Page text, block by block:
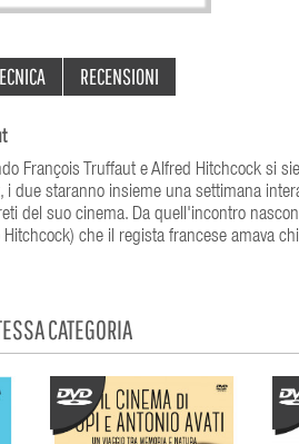
RECENSIONI
François Truffaut e Alfred Hitchcock si
i due staranno insieme una settimana
del suo cinema. Da quell'incontro
che il regista francese amava
CATEGORIA